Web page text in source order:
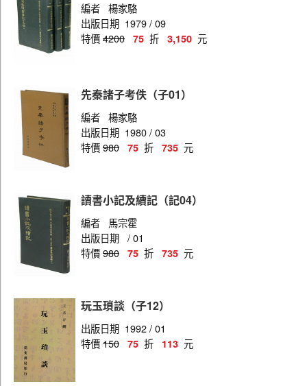
編者 楊家駱
出版日期 1979 / 09
特價4200 75 折 3,150 元
先秦諸子考佚（子01）
編者 楊家駱
出版日期 1980 / 03
特價980 75 折 735 元
讀書小記及續記（記04）
編者
馬宗霍
出版日期 / 01
特價980 75 折 735 元
玩玉瑣談（子12）
出版日期 1992 / 01
特價150 75 折 113 元